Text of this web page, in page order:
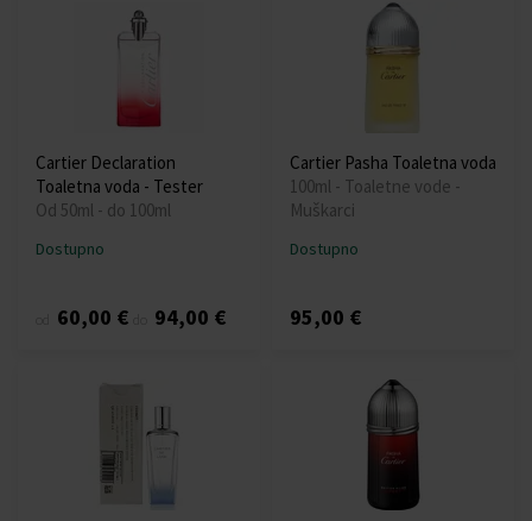
Cartier Declaration
Toaletna voda - Tester
Od 50ml - do 100ml
Dostupno
60,00 € 94,00 €
Cartier Pasha Toaletna voda
100ml - Toaletne vode -
Muškarci
Dostupno
95,00 €